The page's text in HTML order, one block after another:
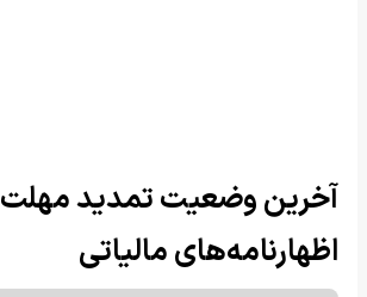
آخرین وضعیت تمدید مهلت
اظهارنامه‌های مالیاتی